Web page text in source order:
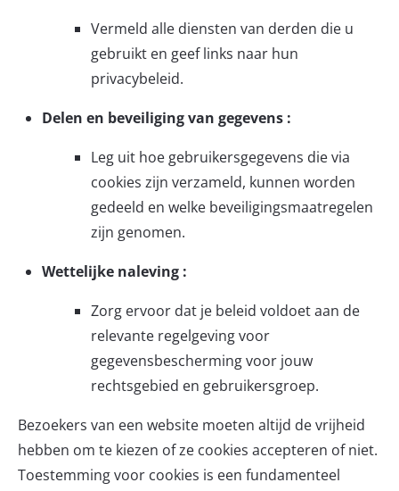
Vermeld alle diensten van derden die u
gebruikt en geef links naar hun
privacybeleid.
Delen en beveiliging van gegevens :
Leg uit hoe gebruikersgegevens die via
cookies zijn verzameld, kunnen worden
gedeeld en welke beveiligingsmaatregelen
zijn genomen.
Wettelijke naleving :
Zorg ervoor dat je beleid voldoet aan de
relevante regelgeving voor
gegevensbescherming voor jouw
rechtsgebied en gebruikersgroep.
Bezoekers van een website moeten altijd de vrijheid
hebben om te kiezen of ze cookies accepteren of niet.
Toestemming voor cookies is een fundamenteel